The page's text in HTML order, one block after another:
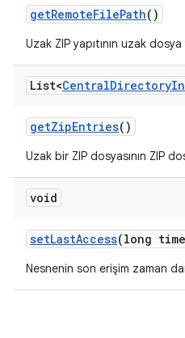
getRemoteFilePath()
Uzak ZIP yapıtının uzak
List<CentralDirectory
getZipEntries()
Uzak bir ZIP dosyasının ZIP
void
setLastAccess(long
Nesnenin son erişim zaman